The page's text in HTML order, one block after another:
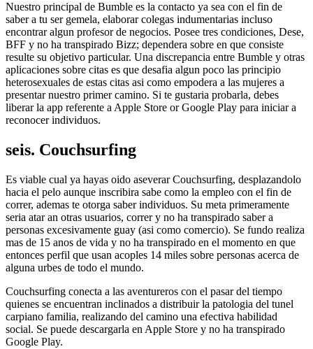
Nuestro principal de Bumble es la contacto ya sea con el fin de
saber a tu ser gemela, elaborar colegas indumentarias incluso
encontrar algun profesor de negocios. Posee tres condiciones, Dese,
BFF y no ha transpirado Bizz; dependera sobre en que consiste
resulte su objetivo particular. Una discrepancia entre Bumble y otras
aplicaciones sobre citas es que desafia algun poco las principio
heterosexuales de estas citas asi­ como empodera a las mujeres a
presentar nuestro primer camino. Si te gustaria probarla, debes
liberar la app referente a Apple Store or Google Play para iniciar a
reconocer individuos.
seis. Couchsurfing
Es viable cual ya hayas oido aseverar Couchsurfing, desplazandolo
hacia el pelo aunque inscribira sabe como la empleo con el fin de
correr, ademas te otorga saber individuos. Su meta primeramente
seri­a atar an otras usuarios, correr y no ha transpirado saber a
personas excesivamente guay (asi­ como comercio). Se fundo realiza
mas de 15 anos de vida y no ha transpirado en el momento en que
entonces perfil que usan acoples 14 miles sobre personas acerca de
alguna urbes de todo el mundo.
Couchsurfing conecta a las aventureros con el pasar del tiempo
quienes se encuentran inclinados a distribuir la patologi­a del tunel
carpiano familia, realizando del camino una efectiva habilidad
social. Se puede descargarla en Apple Store y no ha transpirado
Google Play.